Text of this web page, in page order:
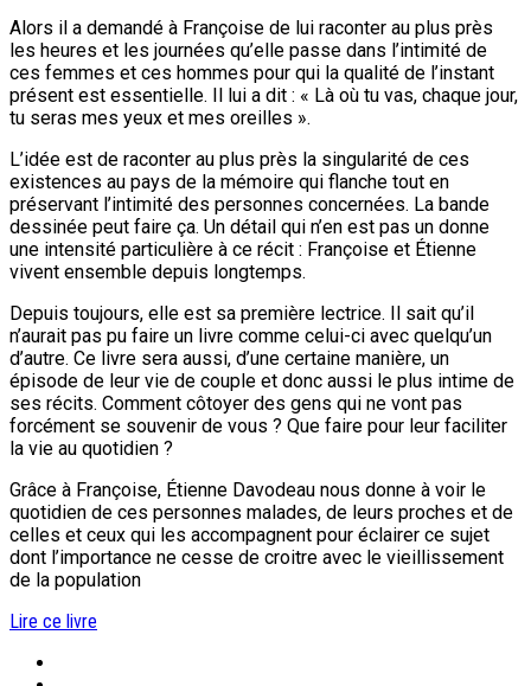
Alors il a demandé à Françoise de lui raconter au plus près
les heures et les journées qu’elle passe dans l’intimité de
ces femmes et ces hommes pour qui la qualité de l’instant
présent est essentielle. Il lui a dit : « Là où tu vas, chaque jour,
tu seras mes yeux et mes oreilles ».
L’idée est de raconter au plus près la singularité de ces
existences au pays de la mémoire qui flanche tout en
préservant l’intimité des personnes concernées. La bande
dessinée peut faire ça. Un détail qui n’en est pas un donne
une intensité particulière à ce récit : Françoise et Étienne
vivent ensemble depuis longtemps.
Depuis toujours, elle est sa première lectrice. Il sait qu’il
n’aurait pas pu faire un livre comme celui-ci avec quelqu’un
d’autre. Ce livre sera aussi, d’une certaine manière, un
épisode de leur vie de couple et donc aussi le plus intime de
ses récits. Comment côtoyer des gens qui ne vont pas
forcément se souvenir de vous ? Que faire pour leur faciliter
la vie au quotidien ?
Grâce à Françoise, Étienne Davodeau nous donne à voir le
quotidien de ces personnes malades, de leurs proches et de
celles et ceux qui les accompagnent pour éclairer ce sujet
dont l’importance ne cesse de croitre avec le vieillissement
de la population
Lire ce livre